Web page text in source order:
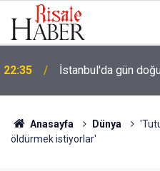
21:00
İmam Hatip
üstü çamurlu
Anasayfa Dünya
öldürmek istiyorlar'